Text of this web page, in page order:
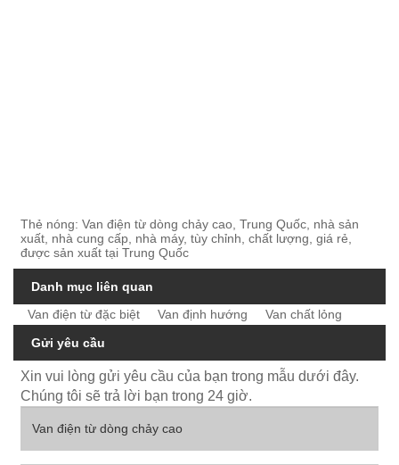
Thẻ nóng: Van điện từ dòng chảy cao, Trung Quốc, nhà sản
xuất, nhà cung cấp, nhà máy, tùy chỉnh, chất lượng, giá rẻ,
được sản xuất tại Trung Quốc
Danh mục liên quan
Van điện từ đặc biệt
Van định hướng Van chất lỏng
Gửi yêu cầu
Xin vui lòng gửi yêu cầu của bạn trong mẫu dưới đây.
Chúng tôi sẽ trả lời bạn trong 24 giờ.